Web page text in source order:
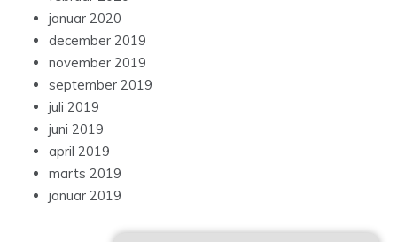
januar 2020
december 2019
november 2019
september 2019
juli 2019
juni 2019
april 2019
marts 2019
januar 2019